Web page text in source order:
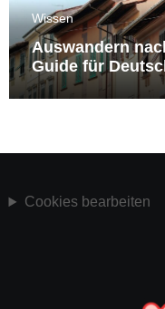
Wissen
Auswandern
Guide für
Cookies bearbeiten